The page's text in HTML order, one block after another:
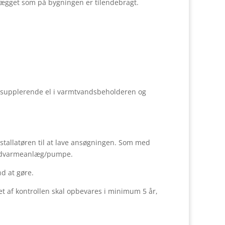
som på bygningen er tilendebragt.
el i varmtvandsbeholderen og
til at lave ansøgningen. Som med
pumpe.
at gøre.
af kontrollen skal opbevares i minimum 5 år,